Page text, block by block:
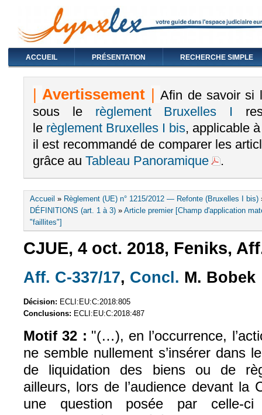
ACCUEIL PRÉSENTATION RECHERCHE SIMPLE
|Avertissement | Afin de savoir si
sous le règlement Bruxelles I
le règlement Bruxelles I bis, applicable
il est recommandé de comparer les
grâce au Tableau Panoramique .
Vous êtes ici
Accueil » Règlement (UE) n° 1215/2012 — Refonte (Bruxelles I bis)
DÉFINITIONS (art. 1 à 3) » Article premier [Champ d'application
"faillites"]
CJUE, 4 oct. 2018, Feniks,
Aff. C-337/17 (le lien est externe)
, Concl. (le lien est
M. Bobek
Décision: ECLI:EU:C:2018:805
Conclusions: ECLI:EU:C:2018:487
Motif 32 : "(…), en l’occurrence,
ne semble nullement s’insérer dans
de liquidation des biens ou de
ailleurs, lors de l’audience devant la
une question posée par celle-ci